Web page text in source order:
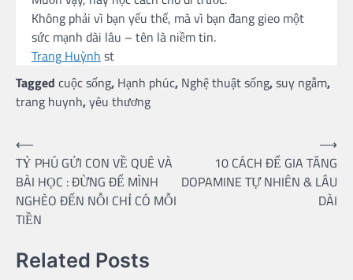
Không phải vì bạn yếu thế, mà vì bạn đang gieo một
sức mạnh dài lâu – tên là niềm tin.
Trang Huỳnh st
Tagged cuộc sống, Hạnh phúc, Nghệ thuật sống,suy ngẫm,
trang huynh,yêu thương
Post
navigation
⟵
TỶ PHÚ GỬI CON VỀ QUÊ VÀ
BÀI HỌC : ĐỪNG ĐỂ MÌNH
NGHÈO ĐẾN NỖI CHỈ CÓ MỖI
TIỀN
10 CÁCH ĐỂ GIA TĂNG
DOPAMINE TỰ NHIÊN & LÂU
DÀI
⟶
Related Posts